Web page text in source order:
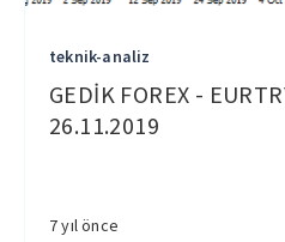
teknik-analiz
GEDİK FOREX -
26.11.2019
7 yıl önce